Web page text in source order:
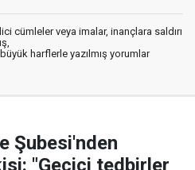
cümleler veya imalar, inançlara saldırı
harflerle yazılmış yorumlar
Şubesi'nden
"Geçici tedbirler